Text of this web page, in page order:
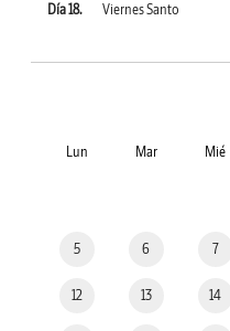
Día 18. Viernes Santo
Lun Mar Mié
5 6 7
12 13 14